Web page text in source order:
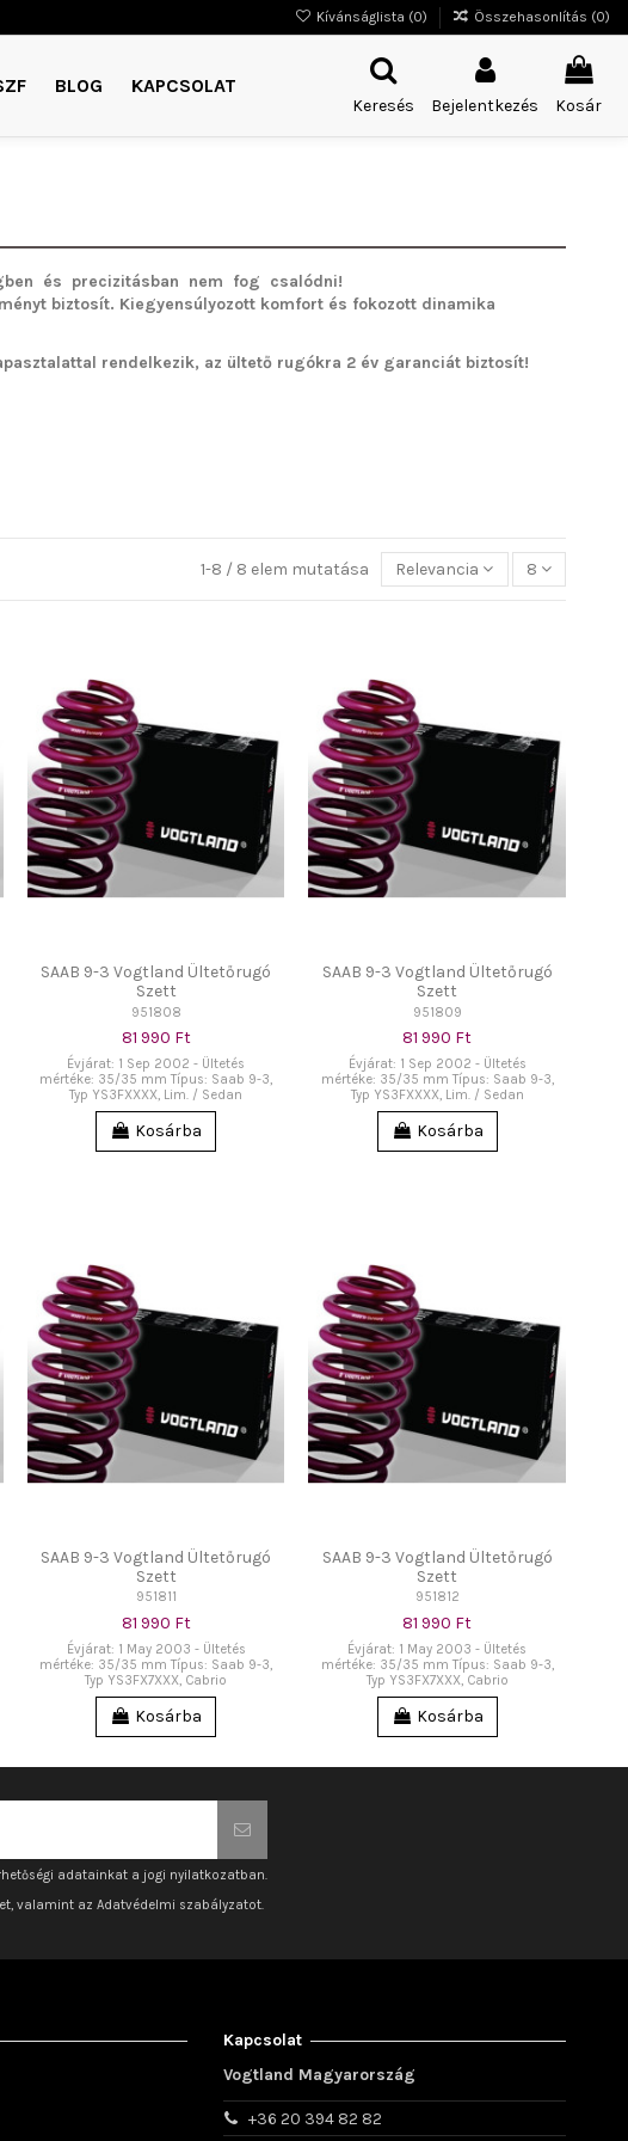
Kívánságlista (0) Összehasonlítás (0)
BLOG KAPCSOLAT
Keresés Bejelentkezés Kosár
és precizitásban nem fog csalódni!
biztosít. Kiegyensúlyozott komfort és fokozott dinamika
rendelkezik, az ültető rugókra 2 év garanciát biztosít!
1-8 / 8 elem mutatása Relevancia 8
SAAB 9-3 Vogtland Ültetőrugó
Szett
951808
81 990 Ft
Évjárat: 1 Sep 2002 - Ültetés
mértéke: 35/35 mm Típus: Saab 9-3,
Typ YS3FXXXX, Lim. / Sedan
Kosárba
SAAB 9-3 Vogtland Ültetőrugó
Szett
951809
81 990 Ft
Évjárat: 1 Sep 2002 - Ültetés
mértéke: 35/35 mm Típus: Saab 9-3,
Typ YS3FXXXX, Lim. / Sedan
Kosárba
SAAB 9-3 Vogtland Ültetőrugó
Szett
951811
81 990 Ft
Évjárat: 1 May 2003 - Ültetés
mértéke: 35/35 mm Típus: Saab 9-3,
Typ YS3FX7XXX, Cabrio
Kosárba
SAAB 9-3 Vogtland Ültetőrugó
Szett
951812
81 990 Ft
Évjárat: 1 May 2003 - Ültetés
mértéke: 35/35 mm Típus: Saab 9-3,
Typ YS3FX7XXX, Cabrio
Kosárba
adatainkat a jogi nyilatkozatban.
valamint az Adatvédelmi szabályzatot.
Kapcsolat
Vogtland Magyarország
+36 20 394 82 82